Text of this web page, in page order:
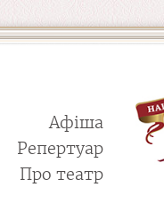
Афіша
Репертуар
Про театр